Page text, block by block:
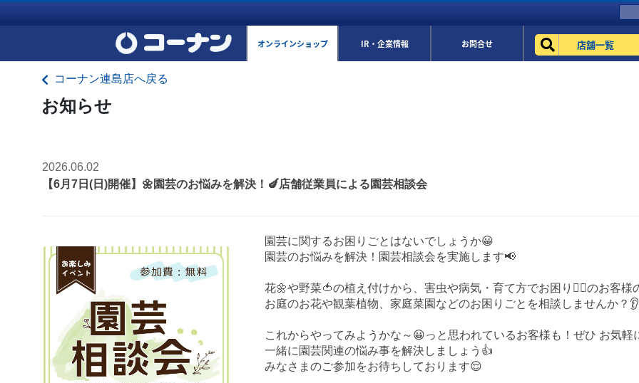
オンラインショップ IR・企業情報 お問合せ 店舗一覧
コーナン連島店へ戻る
お知らせ
2026.06.02
【6月7日(日)開催】🌼園芸のお悩みを解決！🍆店舗従業員による園芸相談会
園芸に関するお困りごとはないでしょうか😀
園芸のお悩みを解決！園芸相談会を実施します📢
花🌼や野菜🍅の植え付けから、害虫や病気・育て方でお困り😮‍💨のお客様
お庭のお花や観葉植物、家庭菜園などのお困りごとを相談しませんか？👂
これからやってみようかな～😀っと思われているお客様も！ぜひ お気軽
一緒に園芸関連の悩み事を解決しましょう👍
みなさまのご参加をお待ちしております😌